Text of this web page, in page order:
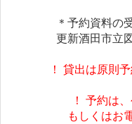
＊予約資料の
更新酒田市立
！ 貸出は原則
！ 予約は
もしくはお